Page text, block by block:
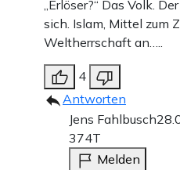
„Erlöser?“ Das Volk.
sich. Islam, Mittel zum
Weltherrschaft an…..
4
Antworten
Jens Fahlbusch
374T
Melden